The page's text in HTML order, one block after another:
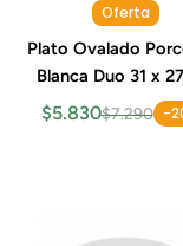
Oferta
Plato Ovalado
Blanca Duo 31 x
Costa Verde
$5.830$7.290 -